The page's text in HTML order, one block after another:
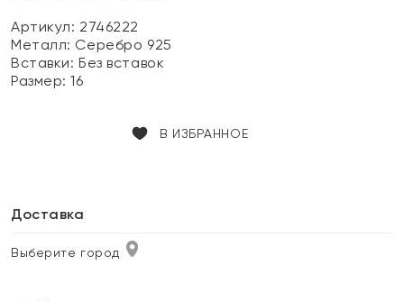
Артикул: 2746222
Металл: Серебро 925
Вставки:Без вставок
Размер:16
В ИЗБРАННОЕ
Доставка
Выберите город